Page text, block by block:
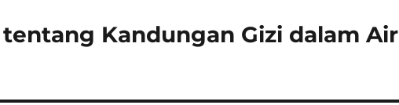
Kandungan Gizi dalam Air